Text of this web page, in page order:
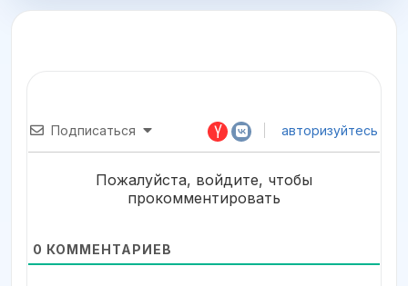
Подписаться авторизуйтесь
Пожалуйста, войдите, чтобы
прокомментировать
0 КОММЕНТАРИЕВ